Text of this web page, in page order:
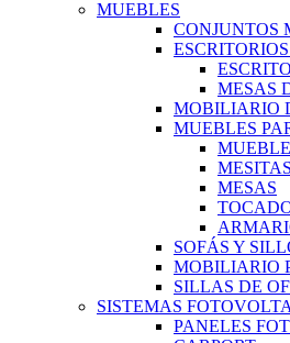
MUEBLES
CONJUNTOS
MESAS
MOBILIARIO
MUEBLES
MESAS
SOFÁS Y
MOBILIARIO
SILLAS DE
SISTEMAS
PANELES